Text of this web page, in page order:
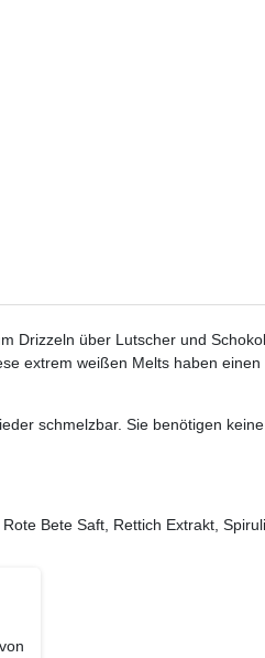
Drizzeln über Lutscher und
extrem weißen Melts haben
schmelzbar. Sie benötigen
Bete Saft, Rettich Extrakt,